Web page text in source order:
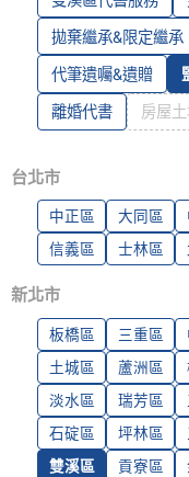
拋棄繼承&限定繼承
代筆遺囑&遺贈
離婚代書 房屋
台北市
中正區 大同區
信義區
士林區
新北市
板橋區 三重區
土城區
蘆洲區
淡水區
瑞芳區
石碇區
坪林區
雙溪區
貢寮區